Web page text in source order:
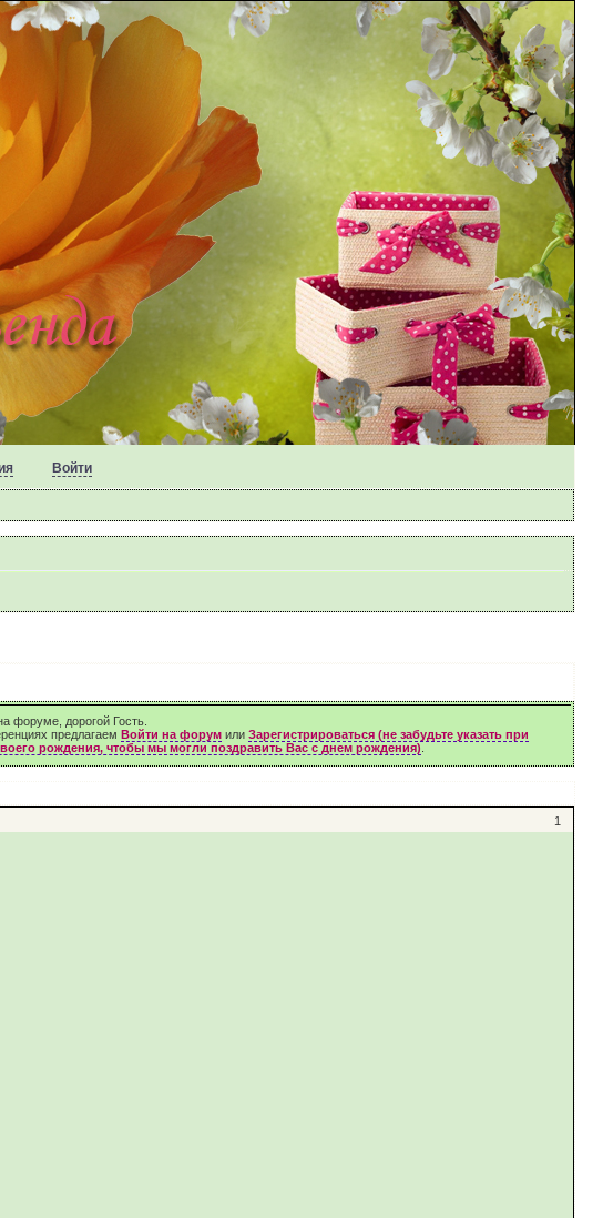
Войти
форуме, дорогой Гость.
предлагаем Войти на форумили Зарегистрироваться (не забудьте указать при
рождения, чтобы мы могли поздравить Вас с днем рождения)
1